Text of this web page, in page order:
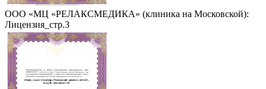
ООО «МЦ «РЕЛАКСМЕДИКА» (клиника на Московской):
Лицензия_стр.3